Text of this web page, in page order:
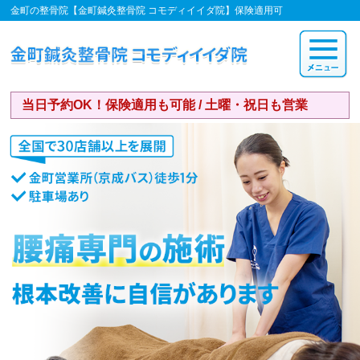
金町の整骨院【金町鍼灸整骨院 コモディイイダ院】保険適用可
当日予約OK！保険適用も可能 / 土曜・祝日も営業